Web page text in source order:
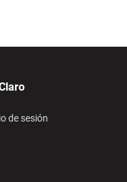
de sesión